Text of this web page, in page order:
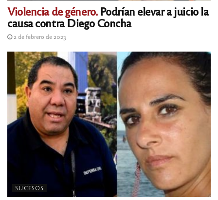
Violencia de género.Podrían elevar a juicio la
causa contra Diego Concha
2 de febrero de 2023
SUCESOS